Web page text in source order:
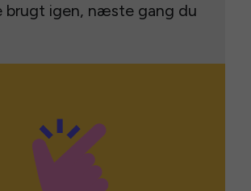
brugt igen, næste gang du